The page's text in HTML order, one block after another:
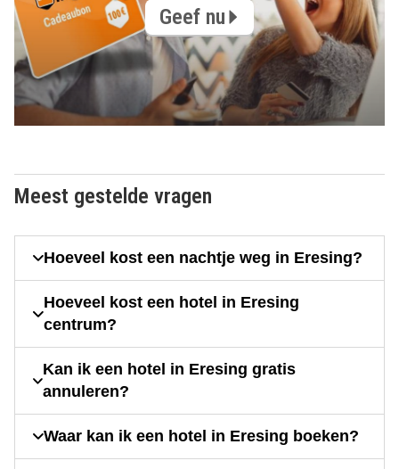
Geef nu
Meest gestelde vragen
Hoeveel kost een nachtje weg in Eresing?
Hoeveel kost een hotel in Eresing
centrum?
Kan ik een hotel in Eresing gratis
annuleren?
Waar kan ik een hotel in Eresing boeken?